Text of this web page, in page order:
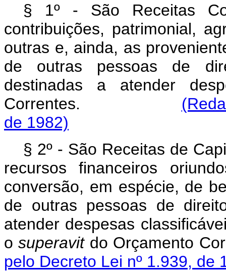
§ 1º - São Receitas
contribuições, patrimonial,
outras e, ainda, as
de outras pessoas de
destinadas a atender
Correntes.
de 1982)
§ 2º - São Receitas de
recursos financeiros
conversão, em espécie, de
de outras pessoas de
atender despesas
osuperavitdo
pelo Decreto Lei nº 1.939, de